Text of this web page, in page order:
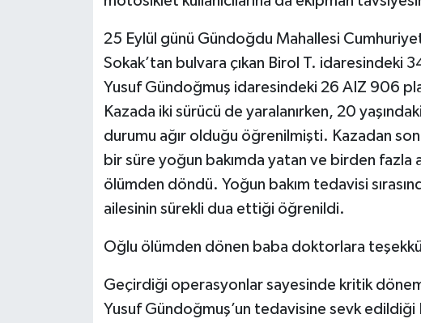
25 Eylül günü Gündoğdu Mahallesi
Sokak’tan bulvara çıkan Birol T. idaresindeki
Yusuf Gündoğmuş idaresindeki 26 AIZ 906
Kazada iki sürücü de yaralanırken, 20
durumu ağır olduğu öğrenilmişti. Kazadan
bir süre yoğun bakımda yatan ve birden
ölümden döndü. Yoğun bakım tedavisi
ailesinin sürekli dua ettiği öğrenildi.
Oğlu ölümden dönen baba doktorlara
Geçirdiği operasyonlar sayesinde kritik
Yusuf Gündoğmuş’un tedavisine sevk edildiği